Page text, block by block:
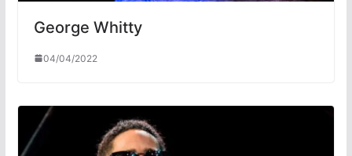
George Whitty
04/04/2022